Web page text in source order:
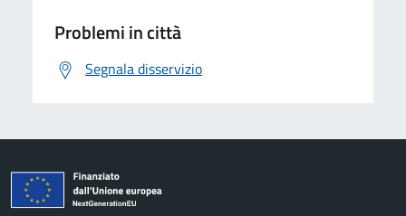
Problemi in città
Segnala disservizio